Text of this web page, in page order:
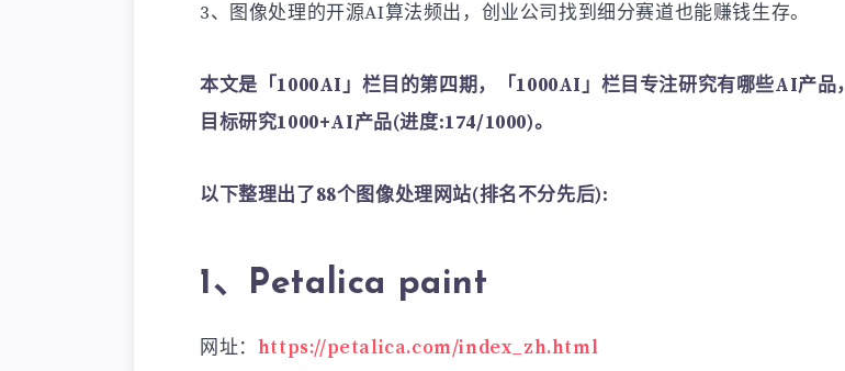
3、图像处理的开源AI算法频出，创业公司找到细分赛道也能赚钱生存。
本文是「1000AI」栏目的第四期，「1000AI」栏目专注研究有哪些AI产品，
目标研究1000+AI产品(进度:174/1000)。
以下整理出了88个图像处理网站(排名不分先后):
1、Petalica paint
网址： https://petalica.com/index_zh.html